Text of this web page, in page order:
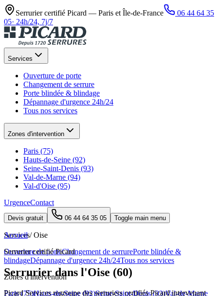
Serrurier certifié Picard — Paris et Île-de-France
06 44 64 35
05· 24h/24, 7j/7
Services
Ouverture de porte
Changement de serrure
Porte blindée & blindage
Dépannage d'urgence 24h/24
Tous nos services
Zones d'intervention
Paris (75)
Hauts-de-Seine (92)
Seine-Saint-Denis (93)
Val-de-Marne (94)
Val-d'Oise (95)
UrgenceContact
Devis gratuit 06 44 64 35 05 Toggle main menu
Services
Ouverture de porteChangement de serrurePorte blindée &
blindageDépannage d'urgence 24h/24Tous nos services
Zones d'intervention
Paris (75)Hauts-de-Seine (92)Seine-Saint-Denis (93)Val-de-Marne
Accueil / Oise
Serrurier certifié Picard
Serrurier dans l'Oise (60)
Picard Services regroupe des serruriers certifiés Picard intervenant